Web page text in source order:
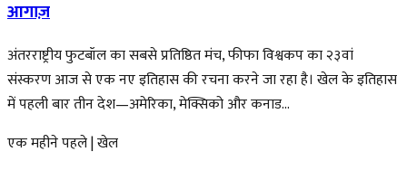
आगाज़
अंतरराष्ट्रीय फुटबॉल का सबसे प्रतिष्ठित मंच, फीफा विश्वकप का २३वां
संस्करण आज से एक नए इतिहास की रचना करने जा रहा है। खेल के इतिहास
में पहली बार तीन देश—अमेरिका, मेक्सिको और कनाड...
एक महीने पहले|खेल